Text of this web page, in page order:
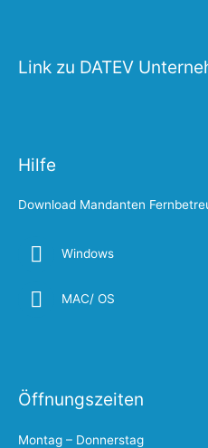
Link zu DATEV
Hilfe
Download Mandanten
Windows
MAC/ OS
Öffnungszeiten
Montag – Donnerstag